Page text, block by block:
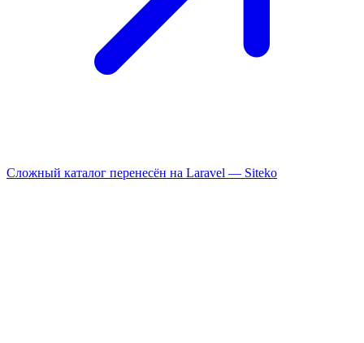
Сложный каталог перенесён на Laravel — Siteko